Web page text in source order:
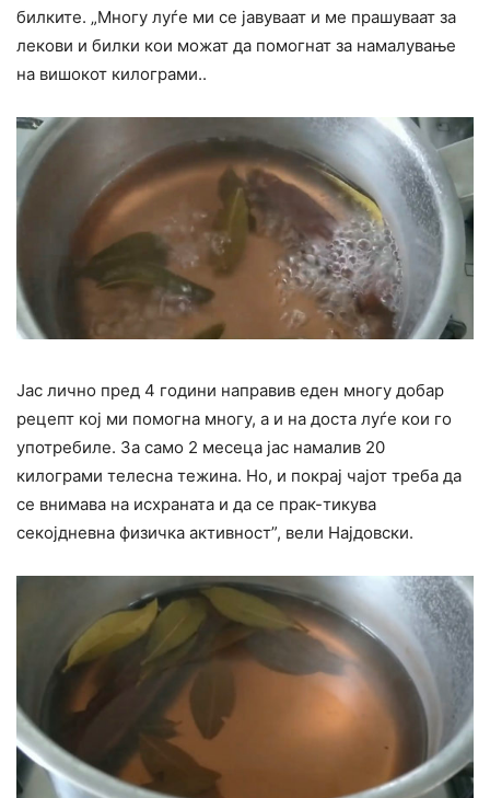
билките. „Многу луѓе ми се јавуваат и ме прашуваат за
лекови и билки кои можат да помогнат за намалување
на вишокот килограми..
Јас лично пред 4 години направив еден многу добар
рецепт кој ми помогна многу, а и на доста луѓе кои го
употребиле. За само 2 месеца јас намалив 20
килограми телесна тежина. Но, и покрај чајот треба да
се внимава на исхраната и да се прак-тикува
секојдневна физичка активност”, вели Најдовски.